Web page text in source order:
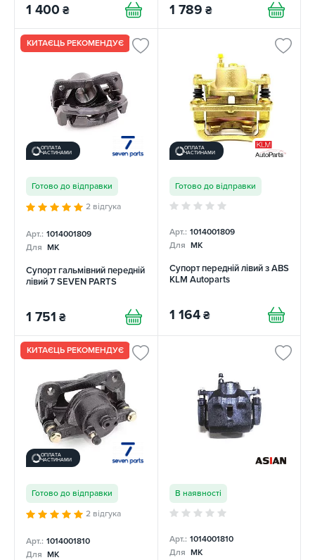
1 400 ₴ 1 789 ₴
КИТАЄЦЬ РЕКОМЕНДУЄ
ОПЛАТА
ЧАСТИНАМИ
Готово до відправки
2 відгука
Арт.: 1014001809
Для MK
Супорт гальмівний передній
лівий 7 SEVEN PARTS
1 751 ₴
ОПЛАТА
ЧАСТИНАМИ
Готово до відправки
Арт.: 1014001809
Для MK
Супорт передній лівий з ABS
KLM Autoparts
1 164 ₴
КИТАЄЦЬ РЕКОМЕНДУЄ
ОПЛАТА
ЧАСТИНАМИ
Готово до відправки
2 відгука
Арт.: 1014001810
Для MK
В наявності
Арт.: 1014001810
Для MK